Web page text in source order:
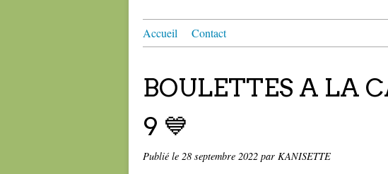
Accueil Contact
BOULETTES A LA
9 💙
Publié le 28 septembre 2022 par KANISETTE